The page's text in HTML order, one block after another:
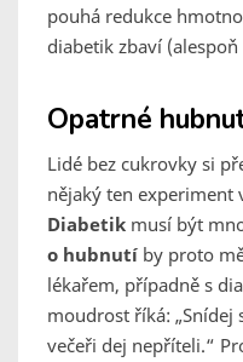
pouhá redukce
diabetik zbaví
Opatrné
Lidé bez cukrovky si
nějaký ten experiment
Diabetik musí být
o hubnutí by proto
lékařem, případně s
moudrost říká: „Snídej
večeři dej nepříteli.“